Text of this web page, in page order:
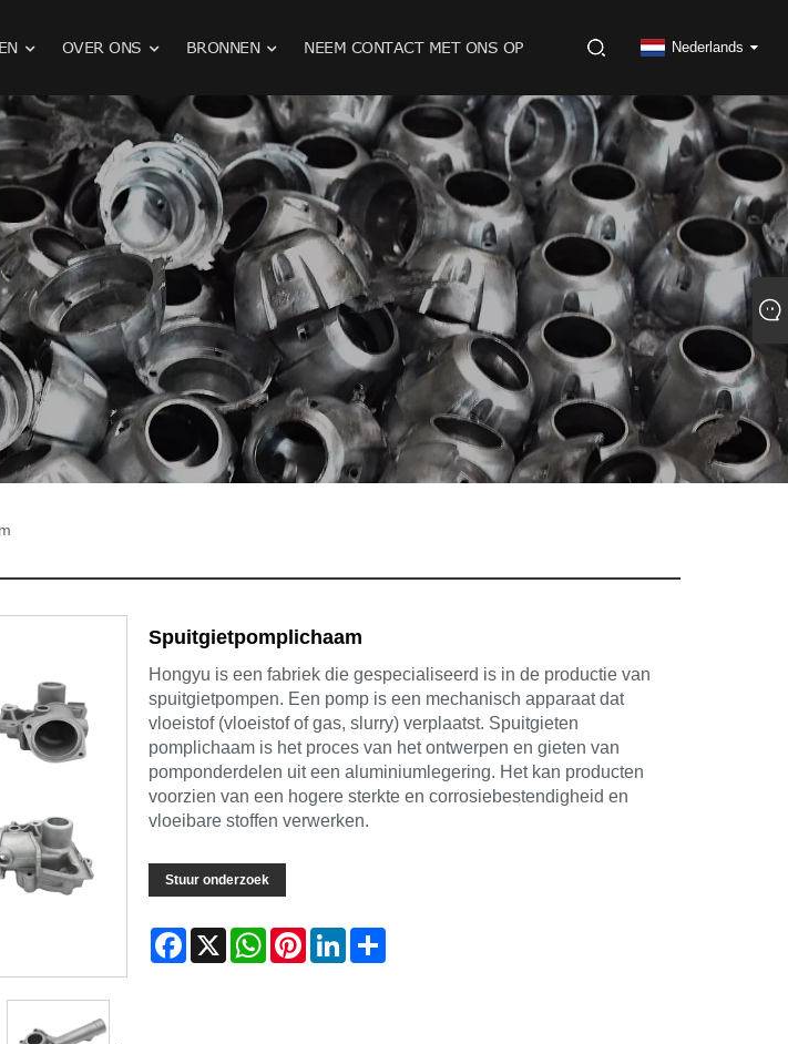
OVER ONS BRONNEN NEEM CONTACT MET ONS OP Nederlands
Spuitgietpomplichaam
Hongyu is een fabriek die gespecialiseerd is in de productie van
spuitgietpompen. Een pomp is een mechanisch apparaat dat
vloeistof (vloeistof of gas, slurry) verplaatst. Spuitgieten
pomplichaam is het proces van het ontwerpen en gieten van
pomponderdelen uit een aluminiumlegering. Het kan producten
voorzien van een hogere sterkte en corrosiebestendigheid en
vloeibare stoffen verwerken.
Stuur onderzoek
Facebook
X WhatsAppPinterestLinkedInShare